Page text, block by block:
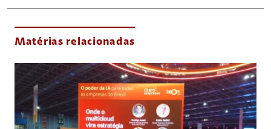
Matérias relacionadas